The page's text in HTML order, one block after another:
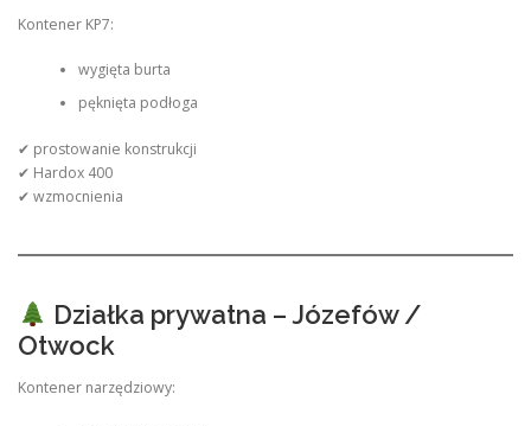
Kontener KP7:
wygięta burta
pęknięta podłoga
✔ prostowanie konstrukcji
✔ Hardox 400
✔ wzmocnienia
Działka prywatna – Józefów /
Otwock
Kontener narzędziowy: